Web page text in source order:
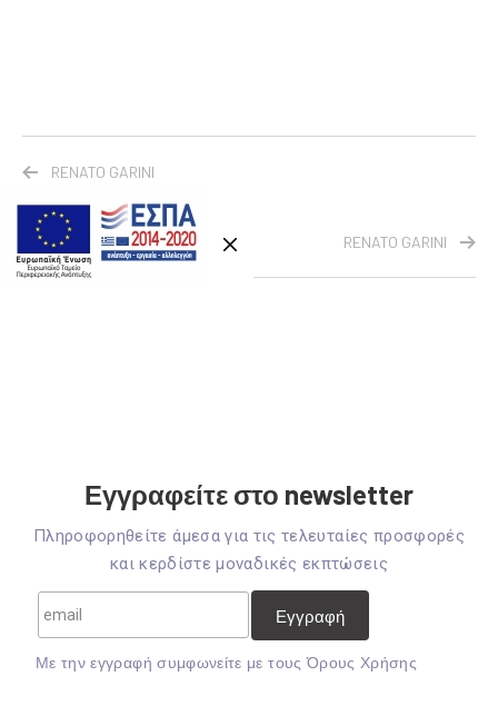
RENATO GARINI
RENATO GARINI
Εγγραφείτε στο newsletter
Πληροφορηθείτε άμεσα για τις τελευταίες προσφορές
και κερδίστε μοναδικές εκπτώσεις
Mε την εγγραφή συμφωνείτε με τουςΌρους Χρήσης